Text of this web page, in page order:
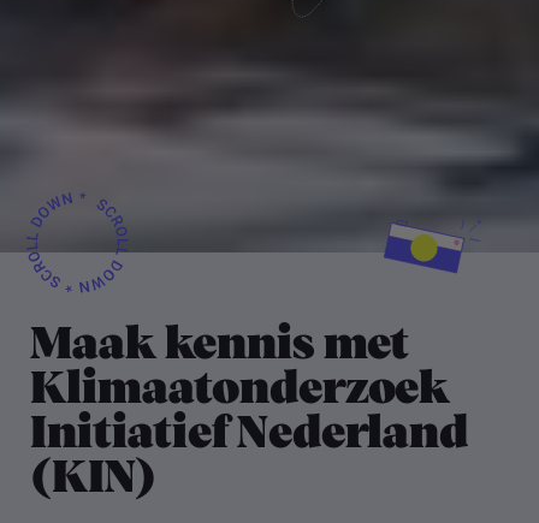
Maak kennis met
Klimaatonderzoek
Initiatief Nederland
(KIN)